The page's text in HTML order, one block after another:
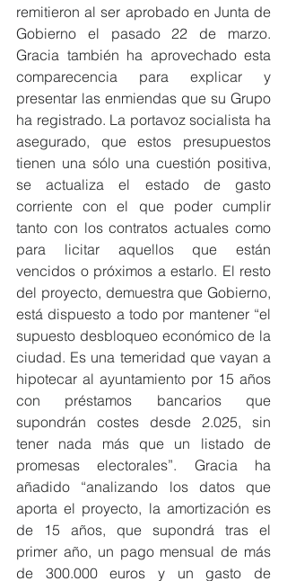
remitieron al ser aprobado en Junta de
Gobierno el pasado 22 de marzo.
Gracia también ha aprovechado esta
comparecencia para explicar y
presentar las enmiendas que su Grupo
ha registrado. La portavoz socialista ha
asegurado, que estos presupuestos
tienen una sólo una cuestión positiva,
se actualiza el estado de gasto
corriente con el que poder cumplir
tanto con los contratos actuales como
para licitar aquellos que están
vencidos o próximos a estarlo. El resto
del proyecto, demuestra que Gobierno,
está dispuesto a todo por mantener “el
supuesto desbloqueo económico de la
ciudad. Es una temeridad que vayan a
hipotecar al ayuntamiento por 15 años
con préstamos bancarios que
supondrán costes desde 2.025, sin
tener nada más que un listado de
promesas electorales”. Gracia ha
añadido “analizando los datos que
aporta el proyecto, la amortización es
de 15 años, que supondrá tras el
primer año, un pago mensual de más
de 300.000 euros y un gasto de